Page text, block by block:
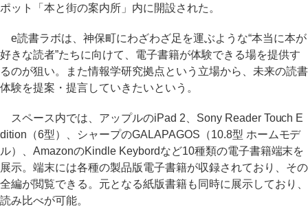
ポット「本と街の案内所」内に開設された。
e読書ラボは、神保町にわざわざ足を運ぶような“本当に本が
好きな読者”たちに向けて、電子書籍が体験できる場を提供す
るのが狙い。また情報学研究拠点という立場から、未来の読書
体験を提案・提言していきたいという。
スペース内では、アップルのiPad 2、Sony Reader Touch E
dition（6型）、シャープのGALAPAGOS（10.8型 ホームモデ
ル）、AmazonのKindle Keybordなど10種類の電子書籍端末を
展示。端末には各種の製品版電子書籍が収録されており、その
全編が閲覧できる。元となる紙版書籍も同時に展示しており、
読み比べが可能。